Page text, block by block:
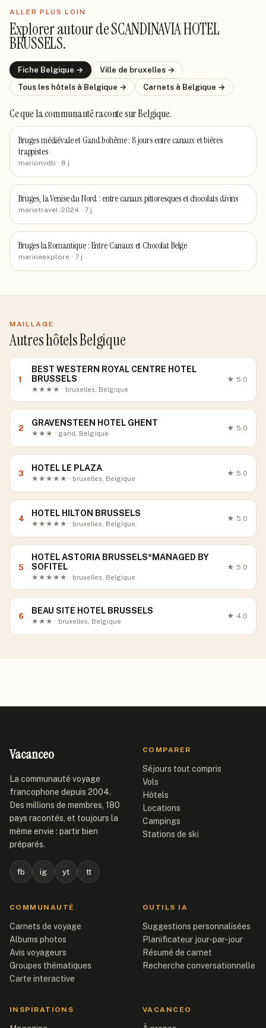
ALLER PLUS LOIN
Explorer autour deSCANDINAVIA HOTEL
BRUSSELS.
Fiche Belgique → Ville de bruxelles →
Tous les hôtels à Belgique → Carnets à Belgique →
Ce que la communauté racontesur Belgique.
Bruges médiévale et Gand bohème : 8 jours entre canaux et bières
trappistes
marionvdb · 8 j
Bruges, la Venise du Nord : entre canaux pittoresques et chocolats divins
marietravel-2024 · 7 j
Bruges la Romantique : Entre Canaux et Chocolat Belge
marineexplore · 7 j
MAILLAGE
Autres hôtels Belgique
1
BEST WESTERN ROYAL CENTRE HOTEL
BRUSSELS
★★★★ · bruxelles, Belgique
★ 5.0
2
GRAVENSTEEN HOTEL GHENT
★★★ · gand, Belgique
★ 5.0
3
HOTEL LE PLAZA
★★★★★ · bruxelles, Belgique
★ 5.0
4
HOTEL HILTON BRUSSELS
★★★★★ · bruxelles, Belgique
★ 5.0
5
HOTEL ASTORIA BRUSSELS*MANAGED BY
SOFITEL
★★★★★ · bruxelles, Belgique
★ 5.0
6
BEAU SITE HOTEL BRUSSELS
★★★ · bruxelles, Belgique
★ 4.0
Vacanceo
La communauté voyage
francophone depuis 2004.
Des millions de membres, 180
pays racontés, et toujours la
même envie : partir bien
préparés.
fb ig yt tt
COMPARER
Séjours tout compris
Vols
Hôtels
Locations
Campings
Stations de ski
COMMUNAUTÉ
Carnets de voyage
Albums photos
Avis voyageurs
Groupes thématiques
Carte interactive
OUTILS IA
Suggestions personnalisées
Planificateur jour-par-jour
Résumé de carnet
Recherche conversationnelle
INSPIRATIONS VACANCEO